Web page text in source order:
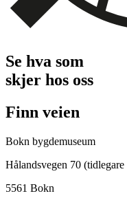
Se hva som
skjer hos oss
Finn veien
Bokn bygdemuseum
Hålandsvegen 70
5561 Bokn